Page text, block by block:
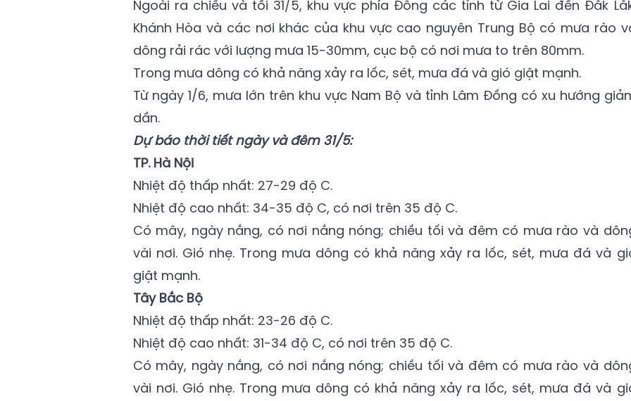
Ngoài ra chiều và tối 31/5, khu vực phía Đông các tỉnh từ Gia Lai đến Đắk
Khánh Hòa và các nơi khác của khu vực cao nguyên Trung Bộ có mưa rào
dông rải rác với lượng mưa 15-30mm, cục bộ có nơi mưa to trên 80mm.
Trong mưa dông có khả năng xảy ra lốc, sét, mưa đá và gió giật mạnh.
Từ ngày 1/6, mưa lớn trên khu vực Nam Bộ và tỉnh Lâm Đồng có xu hướng
dần.
Dự báo thời tiết ngày và đêm 31/5:
TP. Hà Nội
Nhiệt độ thấp nhất: 27-29 độ C.
Nhiệt độ cao nhất: 34-35 độ C, có nơi trên 35 độ C.
Có mây, ngày nắng, có nơi nắng nóng; chiều tối và đêm có mưa rào và
vài nơi. Gió nhẹ. Trong mưa dông có khả năng xảy ra lốc, sét, mưa đá và
giật mạnh.
Tây Bắc Bộ
Nhiệt độ thấp nhất: 23-26 độ C.
Nhiệt độ cao nhất: 31-34 độ C, có nơi trên 35 độ C.
Có mây, ngày nắng, có nơi nắng nóng; chiều tối và đêm có mưa rào và
vài nơi. Gió nhẹ. Trong mưa dông có khả năng xảy ra lốc, sét, mưa đá và